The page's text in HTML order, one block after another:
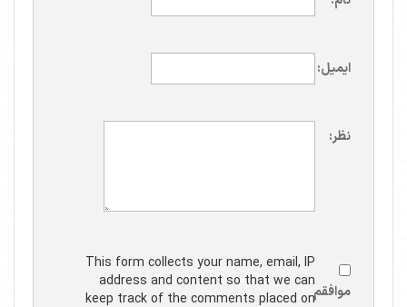
ایمیل:
نظر:
موافقم
This form collects your name, email, IP
address and content so that we can
keep track of the comments placed on